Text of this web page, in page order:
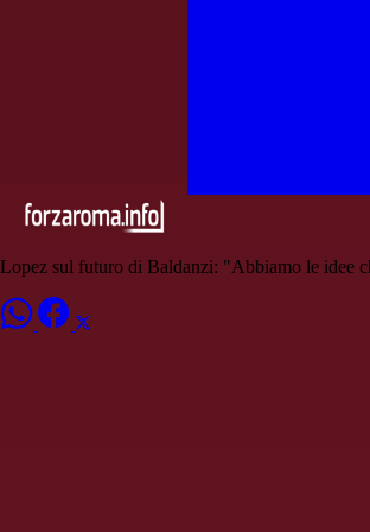
Lopez sul futuro di Baldanzi: "Abbiamo le idee